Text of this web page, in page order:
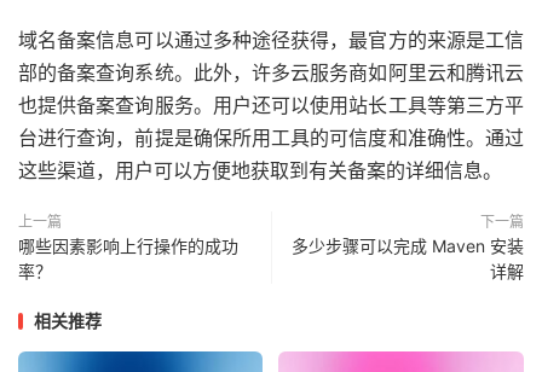
域名备案信息可以通过多种途径获得，最官方的来源是工信
部的备案查询系统。此外，许多云服务商如阿里云和腾讯云
也提供备案查询服务。用户还可以使用站长工具等第三方平
台进行查询，前提是确保所用工具的可信度和准确性。通过
这些渠道，用户可以方便地获取到有关备案的详细信息。
上一篇
哪些因素影响上行操作的成功
率？
下一篇
多少步骤可以完成 Maven 安装
详解
相关推荐